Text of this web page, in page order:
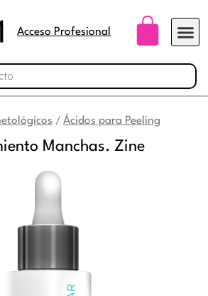
Acceso Profesional
/ Ácidos para Peeling
Manchas. Zine